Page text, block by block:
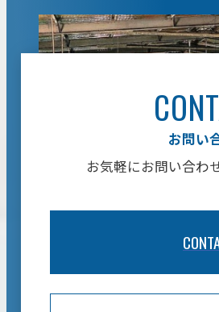
お問い
お気軽にお問い合わ